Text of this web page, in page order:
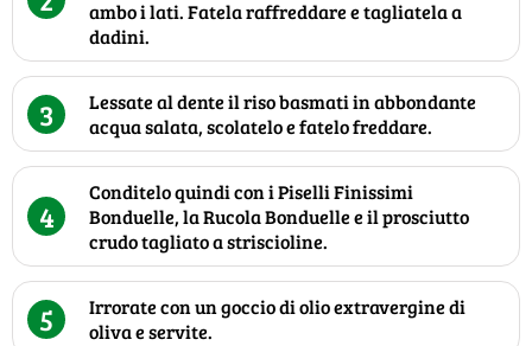
ambo i lati. Fatela raffreddare e tagliatela a
dadini.
3
Lessate al dente il riso basmati in abbondante
acqua salata, scolatelo e fatelo freddare.
4
Conditelo quindi con i Piselli Finissimi
Bonduelle, la Rucola Bonduelle e il prosciutto
crudo tagliato a striscioline.
5
Irrorate con un goccio di olio extravergine di
oliva e servite.